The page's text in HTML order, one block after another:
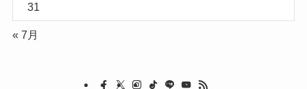
31
« 7月